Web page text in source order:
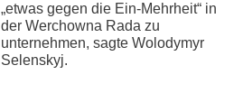
„etwas gegen die Ein-Mehrheit“ in
der Werchowna Rada zu
unternehmen, sagte Wolodymyr
Selenskyj.